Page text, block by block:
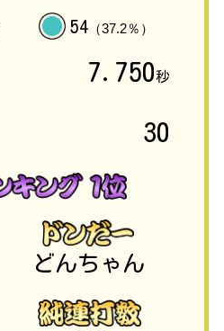
54（37.2％）
7.750秒
30
どんちゃん